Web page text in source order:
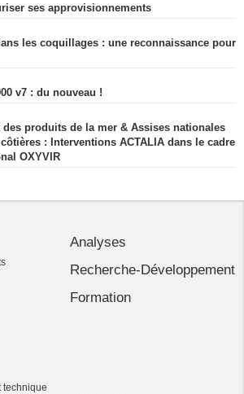
ses approvisionnements
les coquillages : une reconnaissance pour
v7 : du nouveau !
des produits de la mer & Assises nationales
: Interventions ACTALIA dans le cadre
OXYVIR
technique
Analyses
Recherche-Développement
Formation